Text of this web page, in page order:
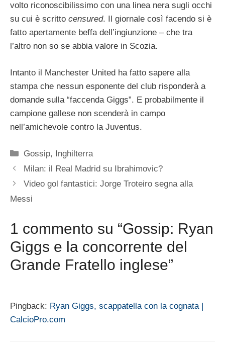
volto riconoscibilissimo con una linea nera sugli occhi
su cui è scritto censured. Il giornale così facendo si è
fatto apertamente beffa dell’ingiunzione – che tra
l’altro non so se abbia valore in Scozia.
Intanto il Manchester United ha fatto sapere alla
stampa che nessun esponente del club risponderà a
domande sulla “faccenda Giggs”. E probabilmente il
campione gallese non scenderà in campo
nell’amichevole contro la Juventus.
Categorie
Gossip, Inghilterra
Milan: il Real Madrid su Ibrahimovic?
Video gol fantastici: Jorge Troteiro segna alla
Messi
1 commento su “Gossip: Ryan
Giggs e la concorrente del
Grande Fratello inglese”
Pingback: Ryan Giggs, scappatella con la cognata |
CalcioPro.com